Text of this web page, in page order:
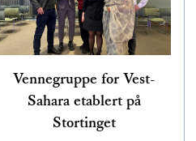
Vennegruppe for Vest-
Sahara etablert på
Stortinget